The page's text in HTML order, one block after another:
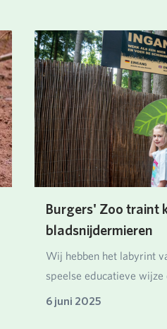
Burgers' Zoo traint
bladsnijdermieren
Wij hebben het labyrint
speelse educatieve
van…
6 juni 2025